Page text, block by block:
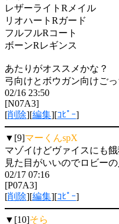
レザーライトRメイル
リオハートRガード
フルフルRコート
ボーンRレギンス
あたりがオススメかな？
弓向けとボウガン向けごっ
02/16 23:50
[N07A3]
[削除][編集][ｺﾋﾟｰ]
▼[9]マーくんspX
マゾイけどヴァイスにも
見た目がいいのでロビー
02/17 07:16
[P07A3]
[削除][編集][ｺﾋﾟｰ]
▼[10]そら